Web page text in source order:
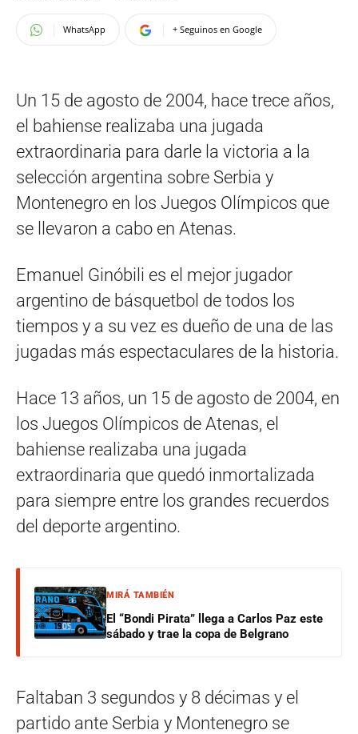
WhatsApp + Seguinos en Google
Un 15 de agosto de 2004, hace trece años,
el bahiense realizaba una jugada
extraordinaria para darle la victoria a la
selección argentina sobre Serbia y
Montenegro en los Juegos Olímpicos que
se llevaron a cabo en Atenas.
Emanuel Ginóbili es el mejor jugador
argentino de básquetbol de todos los
tiempos y a su vez es dueño de una de las
jugadas más espectaculares de la historia.
Hace 13 años, un 15 de agosto de 2004, en
los Juegos Olímpicos de Atenas, el
bahiense realizaba una jugada
extraordinaria que quedó inmortalizada
para siempre entre los grandes recuerdos
del deporte argentino.
MIRÁ TAMBIÉN
El “Bondi Pirata” llega a Carlos Paz este
sábado y trae la copa de Belgrano
Faltaban 3 segundos y 8 décimas y el
partido ante Serbia y Montenegro se